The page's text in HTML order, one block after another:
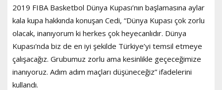
2019 FIBA Basketbol Dünya Kupası’nın başlamasına aylar
kala kupa hakkında konuşan Cedi, “Dünya Kupası çok zorlu
olacak, inanıyorum ki herkes çok heyecanlıdır. Dünya
Kupası'nda biz de en iyi şekilde Türkiye’yi temsil etmeye
çalışacağız. Grubumuz zorlu ama kesinlikle geçeceğimize
inanıyoruz. Adım adım maçları düşüneceğiz” ifadelerini
kullandı.